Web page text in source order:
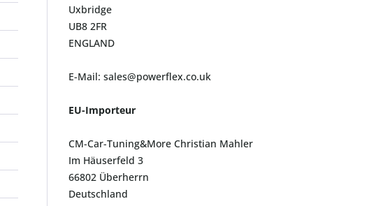
Uxbridge
UB8 2FR
ENGLAND
E-Mail: sales@powerflex.co.uk
EU-Importeur
CM-Car-Tuning&More Christian Mahler
Im Häuserfeld 3
66802 Überherrn
Deutschland